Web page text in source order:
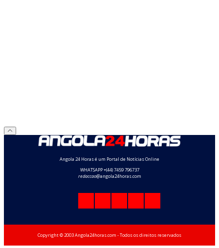
Angola 24 Horas é um Portal de Notícias Online
WHATSAPP +(44) 7459 796737
redaccao@angola24horas.com
Copyright © 2003 Angola24horas.com - Todos os direitos reservados